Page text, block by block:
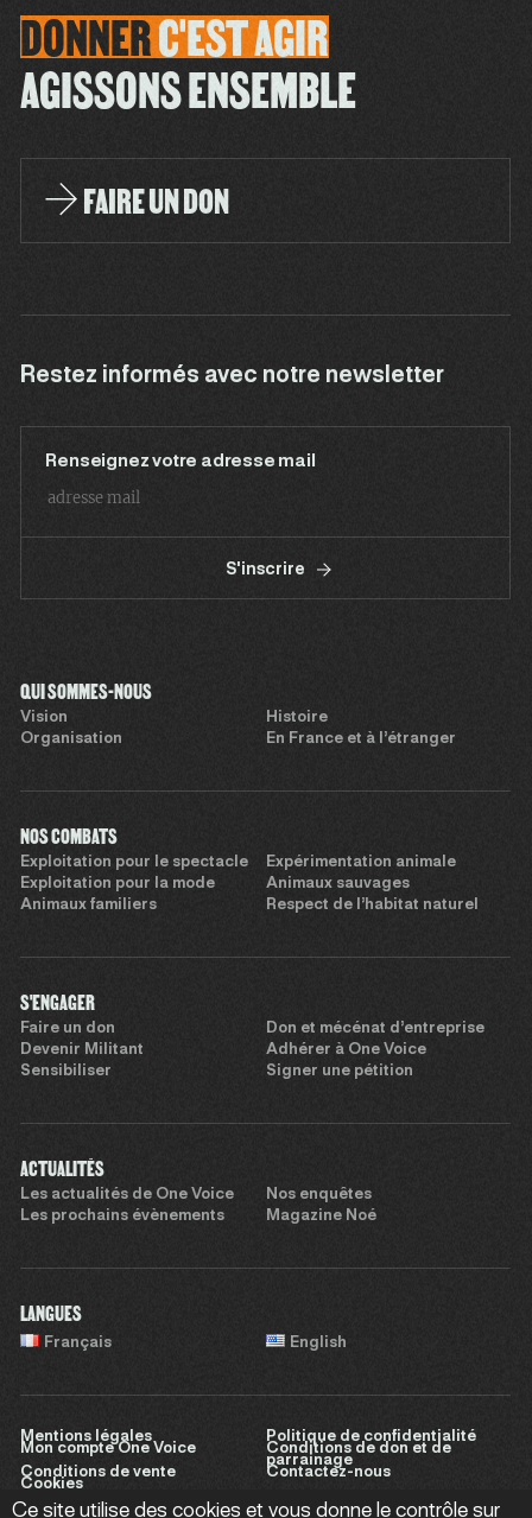
DONNERC'ESTAGIR
AGISSONS ENSEMBLE
FAIRE UN DON
Restez informés avec notre newsletter
Renseignez votre adresse mail
S'inscrire
QUI SOMMES-NOUS
Vision
Histoire
Organisation
En France et à l’étranger
NOS COMBATS
Exploitation pour le spectacle
Expérimentation animale
Exploitation pour la mode
Animaux sauvages
Animaux familiers
Respect de l’habitat naturel
S'ENGAGER
Faire un don
Don et mécénat d’entreprise
Devenir Militant
Adhérer à One Voice
Sensibiliser
Signer une pétition
ACTUALITÉS
Les actualités de One Voice
Nos enquêtes
Les prochains évènements
Magazine Noé
LANGUES
Français English
Mentions légales
Politique de confidentialité
Mon compte One Voice
Conditions de don et de
parrainage
Conditions de vente
Contactez-nous
Cookies
Ce site utilise des cookies et vous donne le contrôle sur